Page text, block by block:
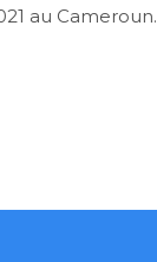
au